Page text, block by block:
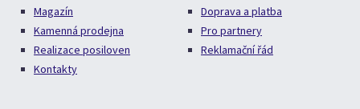
Magazín
Kamenná prodejna
Realizace posiloven
Kontakty
Doprava a platba
Pro partnery
Reklamační řád